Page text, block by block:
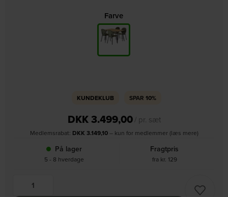
Farve
KUNDEKLUB SPAR 10%
DKK3.499,00/ pr. sæt
Medlemsrabat: DKK 3.149,10– kun for medlemmer (læs mere)
På lager
5 - 8 hverdage
Fragtpris
fra kr. 129